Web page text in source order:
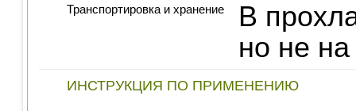
Транспортировка и хранение
В
но не
ИНСТРУКЦИЯ ПО ПРИМЕНЕНИЮ